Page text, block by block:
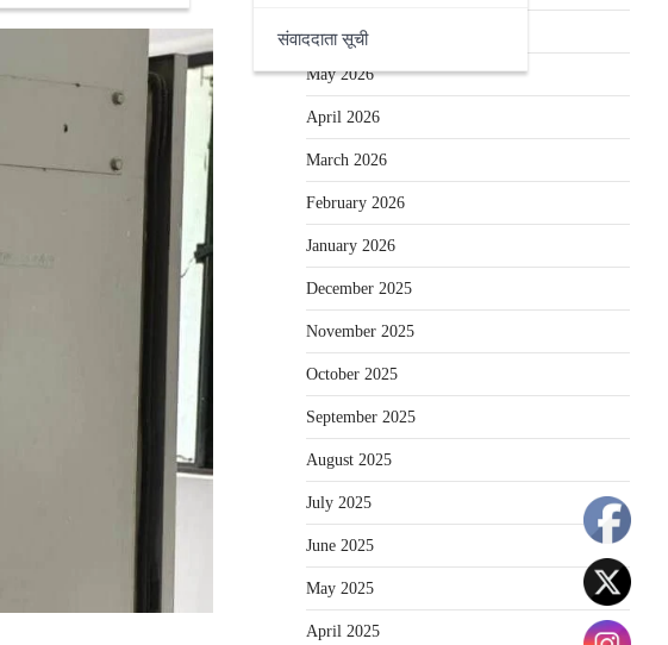
संवाददाता सूची
June 2026
May 2026
April 2026
March 2026
February 2026
January 2026
December 2025
November 2025
October 2025
September 2025
August 2025
July 2025
June 2025
May 2025
April 2025